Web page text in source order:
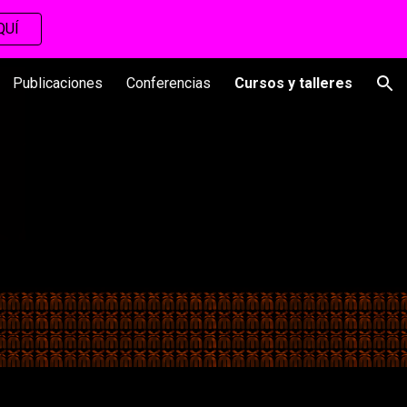
Publicaciones Conferencias Cursos y talleres